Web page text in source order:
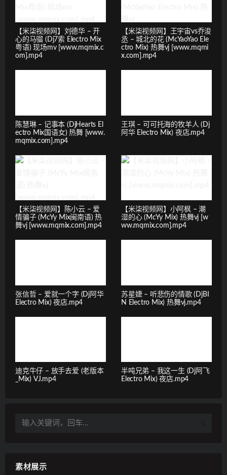
【米柒视频网】刘德华 – 开
心的马骝 (Dj7索 Electro Mix
粤语) 现场mv [www.mqmix.c
om].mp4
【米柒视频网】王宇宙vs乔浚
丞 – 城北的花 (McYaoYao Ele
ctro Mix) 热舞vj [www.mqmi
x.com].mp4
陈慧琳 – 记事本 (DjHearts El
ectro Mix国语女) 热舞 [www.
mqmix.com].mp4
王琪 – 可可托海的牧羊人 (Dj
阿华 Electro Mix) 夜店.mp4
【米柒视频网】陈小云 – 爱
情骗子 (McYy Mix闽南语) 热
舞vj [www.mqmix.com].mp4
【米柒视频网】小阿枫 – 潮
湿的心 (McYy Mix) 热舞vj [w
ww.mqmix.com].mp4
张信哲 – 爱就一个字 (Dj阿华
Electro Mix) 夜店.mp4
苏星婕 – 听悲伤的情歌 (DjBI
N Electro Mix) 热舞vj.mp4
迪克牛仔 – 放手去爱 (老版本
_Mix) VJ.mp4
半吨兄弟 – 我这一生 (Dj阿飞
Electro Mix) 夜店.mp4
素材展示